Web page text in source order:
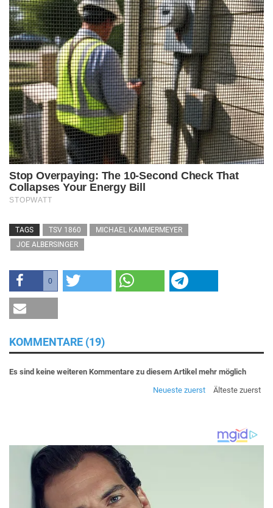
TAGS TSV 1860
MICHAEL KAMMERMEYER
JOE ALBERSINGER
0
KOMMENTARE (19)
Es sind keine weiteren Kommentare zu diesem Artikel mehr möglich
Neueste zuerst
Älteste zuerst